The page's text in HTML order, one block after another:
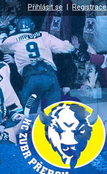
Přihlásit se Registrace